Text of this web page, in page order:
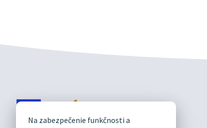
Na zabezpečenie funkčnosti a
DIVÍN
OFICIÁLNE STRÁNKY